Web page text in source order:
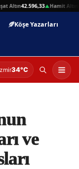
Altın42.596,33▲Hamit Altın
Köşe Yazarları
34°C
ve